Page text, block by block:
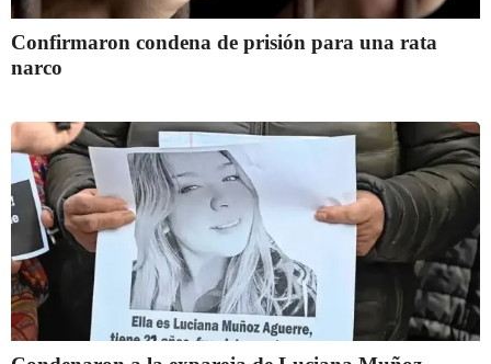
Confirmaron condena de prisión para una rata
narco